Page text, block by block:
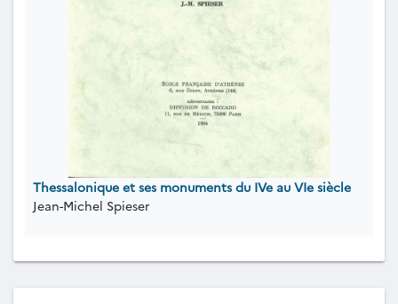
Thessalonique et ses monuments du IVe au VIe siècle
Jean-Michel Spieser